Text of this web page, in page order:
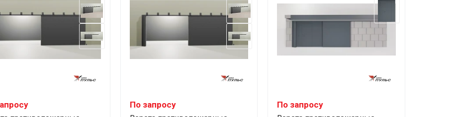
По запросу По запросу